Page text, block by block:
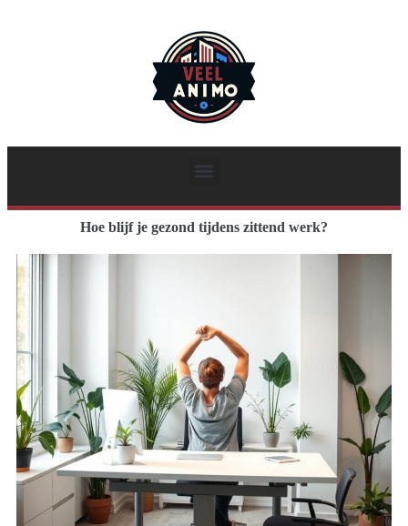
Hoe blijf je gezond tijdens zittend werk?